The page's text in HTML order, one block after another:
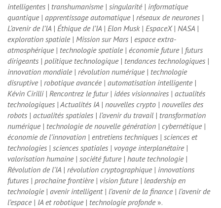
intelligentes | transhumanisme | singularité | informatique
quantique | apprentissage automatique | réseaux de neurones |
L’avenir de l’IA | Éthique de l’IA | Elon Musk | EspaceX | NASA |
exploration spatiale | Mission sur Mars | espace extra-
atmosphérique | technologie spatiale | économie future | futurs
dirigeants | politique technologique | tendances technologiques |
innovation mondiale | révolution numérique | technologie
disruptive | robotique avancée | automatisation intelligente |
Kévin Cirilli | Rencontrez le futur | idées visionnaires | actualités
technologiques | Actualités IA | nouvelles crypto | nouvelles des
robots | actualités spatiales | l’avenir du travail | transformation
numérique | technologie de nouvelle génération | cybernétique |
économie de l’innovation | entretiens techniques | sciences et
technologies | sciences spatiales | voyage interplanétaire |
valorisation humaine | société future | haute technologie |
Révolution de l’IA | révolution cryptographique | innovations
futures | prochaine frontière | vision future | leadership en
technologie | avenir intelligent | l’avenir de la finance | l’avenir de
l’espace | IA et robotique | technologie profonde ».